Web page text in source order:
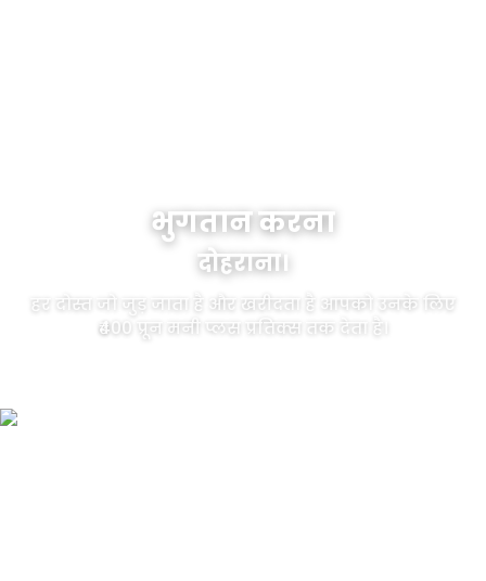
भुगतान करना
दोहराना।
हर दोस्त जो जुड़ जाता है और खरीदता है आपको उनके लिए
₹400 प्रून मनी प्लस प्रतिक्स तक देता है।